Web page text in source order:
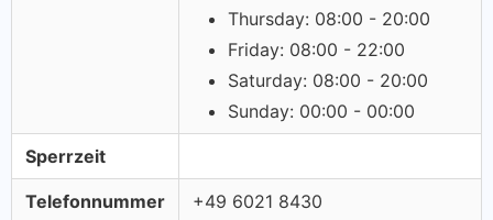
Thursday: 08:00 - 20:00
Friday: 08:00 - 22:00
Saturday: 08:00 - 20:00
Sunday: 00:00 - 00:00
Sperrzeit
Telefonnummer +49 6021 8430